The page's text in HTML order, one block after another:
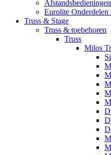
Eurolite Onderdelen
Truss & Stage
Truss & toebehoren
Truss
Milos